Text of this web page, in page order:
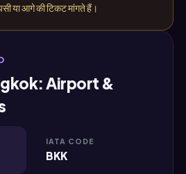
या आगे की टिकट मांगते हैं।
Airport &
IATA CODE
BKK